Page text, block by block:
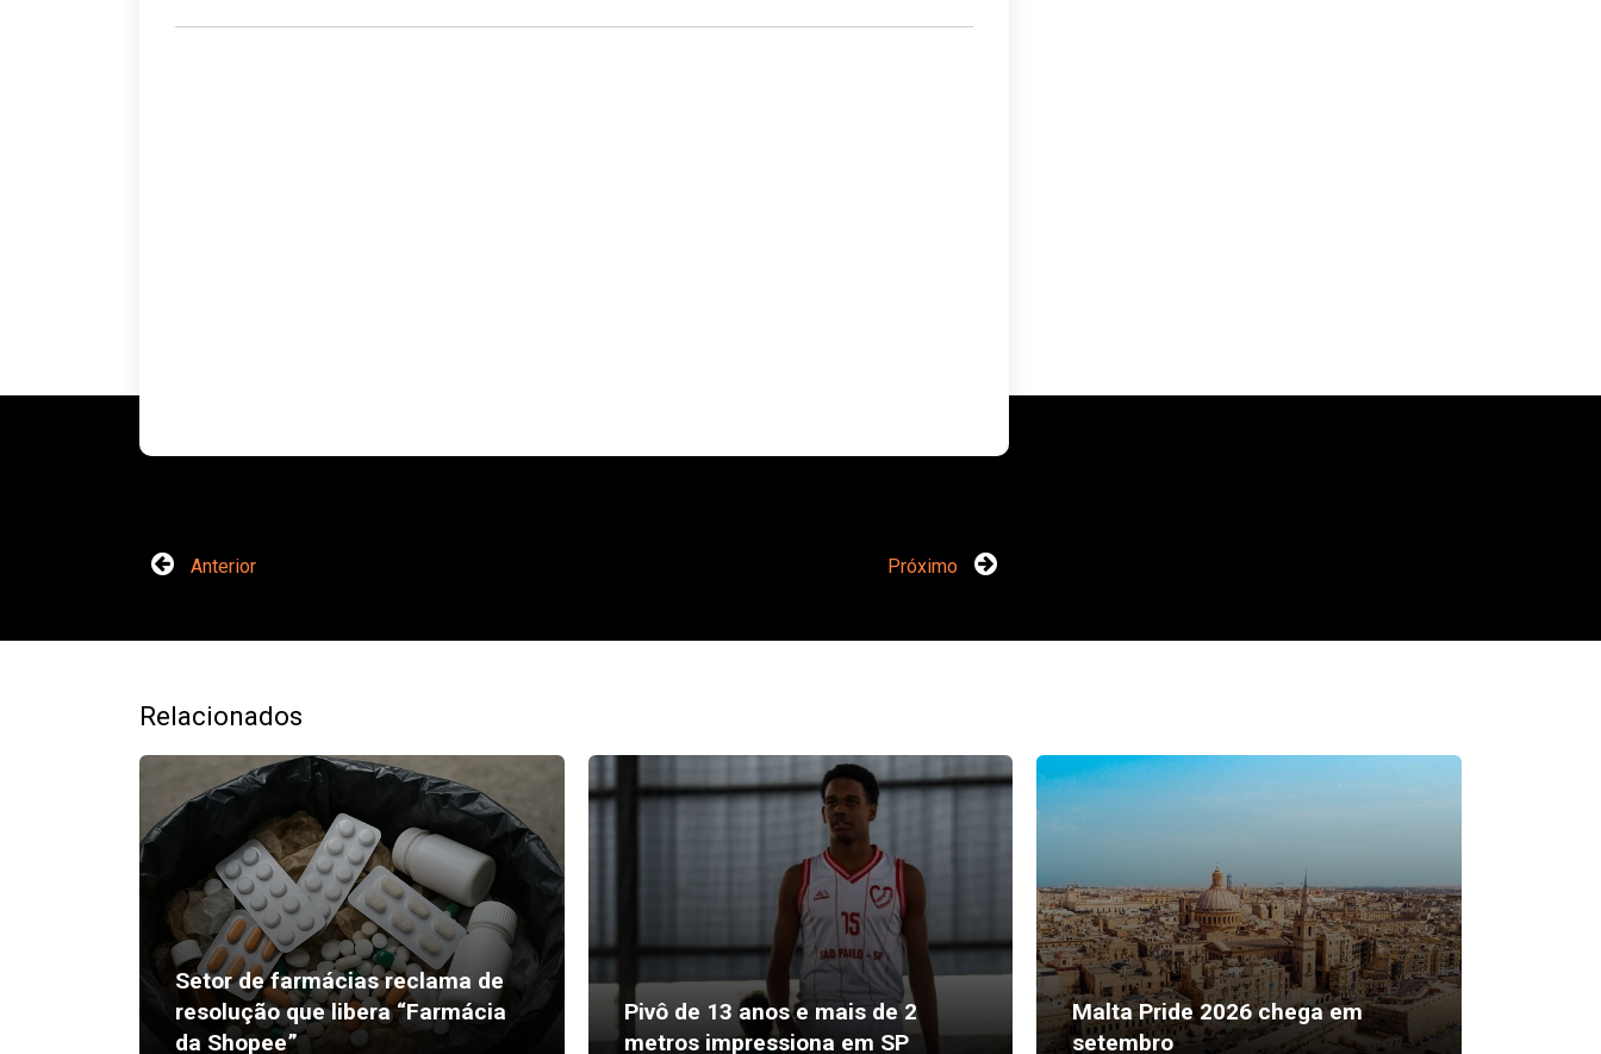
Anterior Próximo
Relacionados
Setor de farmácias reclama de
resolução que libera “Farmácia
da Shopee”
Pivô de 13 anos e mais de 2
metros impressiona em SP
Malta Pride 2026 chega em
setembro